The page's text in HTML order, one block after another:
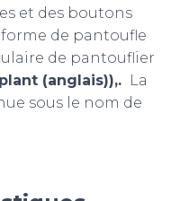
et des boutons
de pantoufle
de pantouflier
(anglais)),. La
sous le nom de